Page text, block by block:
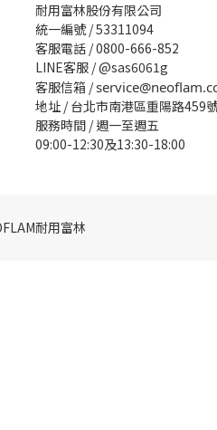
耐用富林股份有限公司
統一編號 / 53311094
客服電話 / 0800-666-852
LINE客服 / @sas6061g
客服信箱 /
地址 / 台北市南港區重陽路459
服務時間 / 週一至週五
09:00-12:30及13:30-18:00
耐用富林